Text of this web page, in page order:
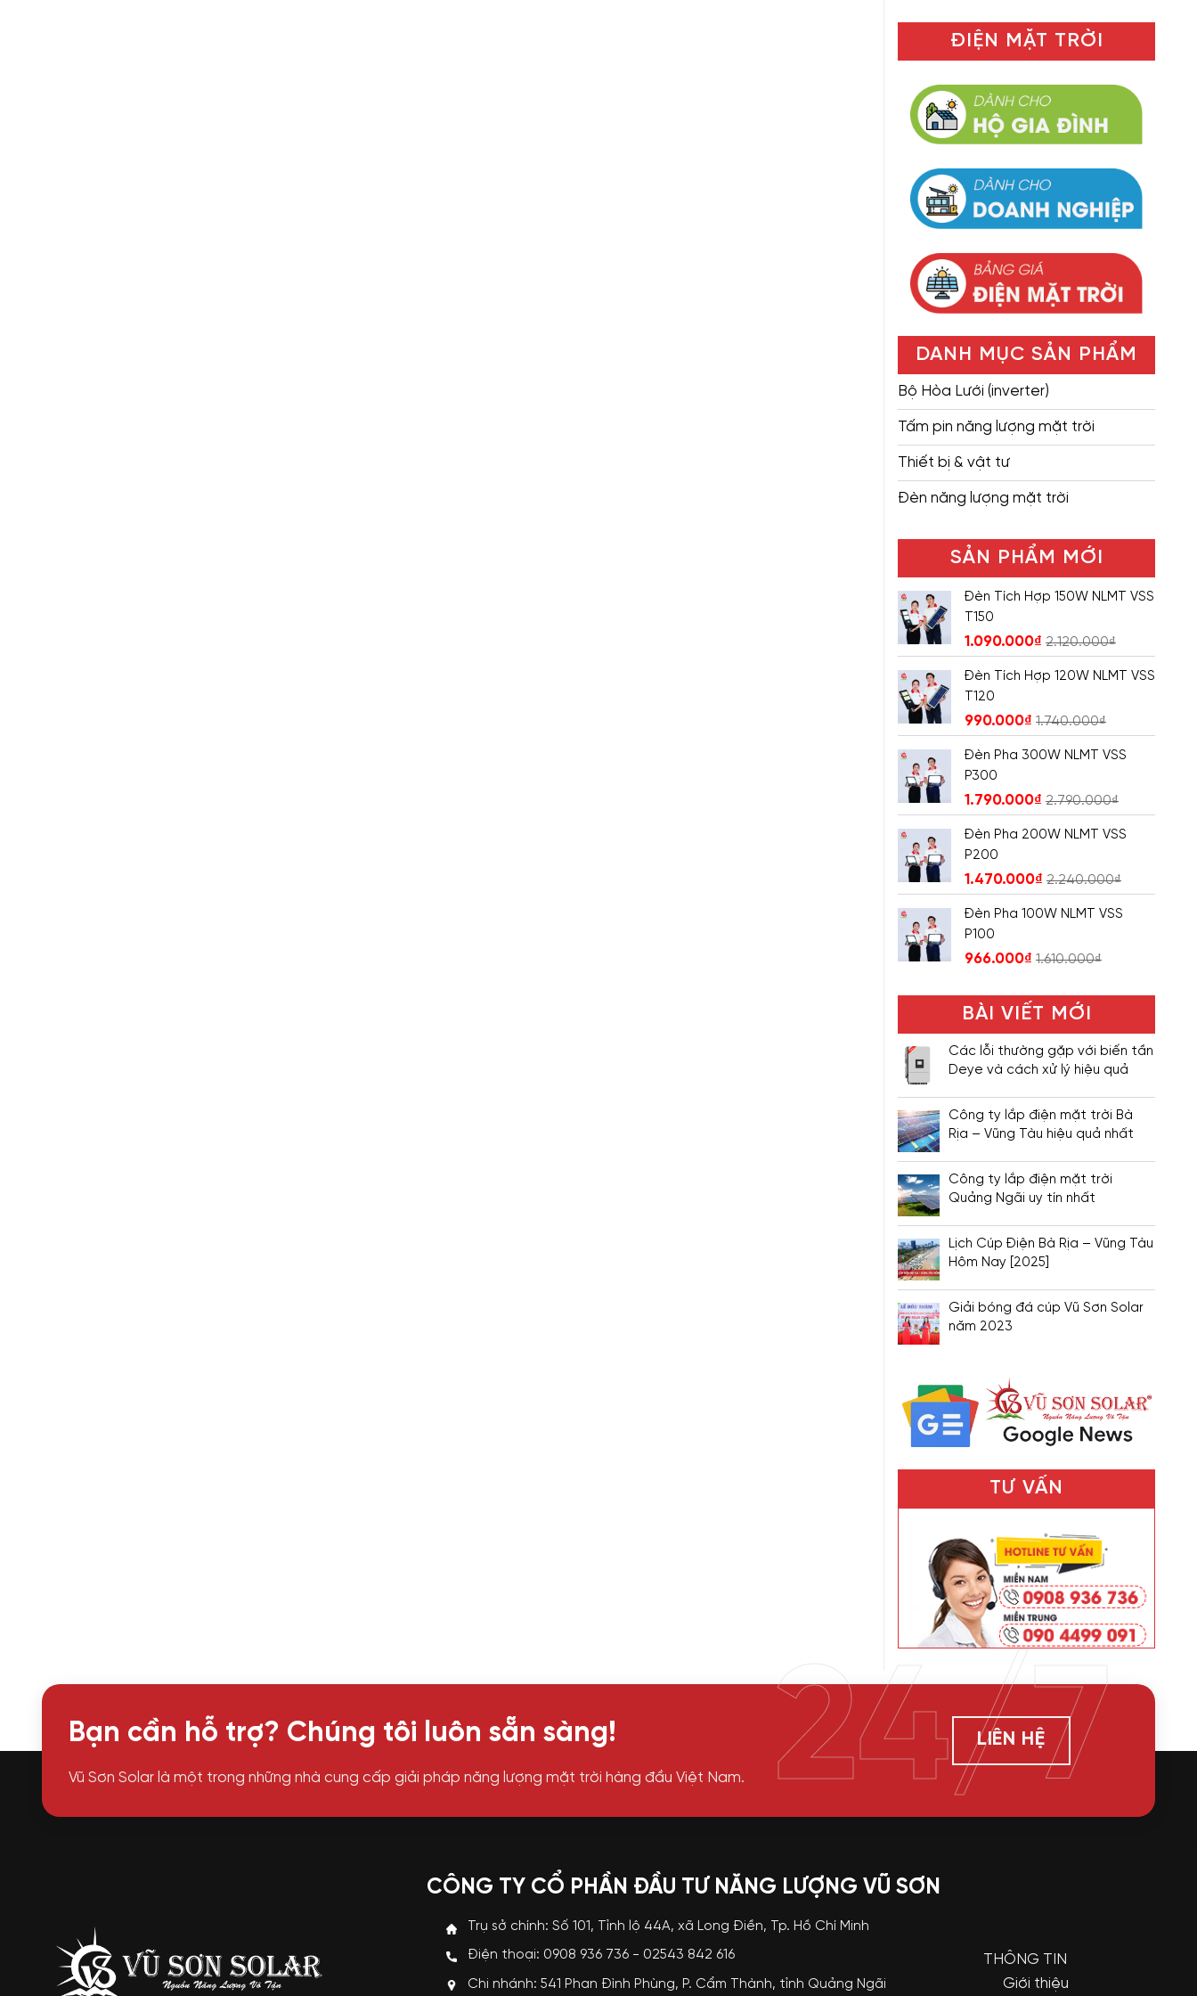
ĐIỆN MẶT TRỜI
DANH MỤC SẢN PHẨM
Bộ Hòa Lưới (inverter)
Tấm pin năng lượng mặt trời
Thiết bị & vật tư
Đèn năng lượng mặt trời
SẢN PHẨM MỚI
Đèn Tích Hợp 150W NLMT VSS
T150
1.090.000₫ 2.120.000₫
Đèn Tích Hợp 120W NLMT VSS
T120
990.000₫ 1.740.000₫
Đèn Pha 300W NLMT VSS
P300
1.790.000₫ 2.790.000₫
Đèn Pha 200W NLMT VSS
P200
1.470.000₫ 2.240.000₫
Đèn Pha 100W NLMT VSS
P100
966.000₫ 1.610.000₫
BÀI VIẾT MỚI
Các lỗi thường gặp với biến tần
Deye và cách xử lý hiệu quả
Công ty lắp điện mặt trời Bà
Rịa – Vũng Tàu hiệu quả nhất
Công ty lắp điện mặt trời
Quảng Ngãi uy tín nhất
Lịch Cúp Điện Bà Rịa – Vũng Tàu
Hôm Nay [2025]
Giải bóng đá cúp Vũ Sơn Solar
năm 2023
TƯ VẤN
Bạn cần hỗ trợ? Chúng tôi luôn sẵn sàng!
Vũ Sơn Solar là một trong những nhà cung cấp giải pháp năng lượng mặt trời hàng đầu Việt Nam.
LIÊN HỆ
24/7
CÔNG TY CỔ PHẦN ĐẦU TƯ NĂNG LƯỢNG VŨ SƠN
Trụ sở chính: Số 101, Tỉnh lộ 44A, xã Long Điền, Tp. Hồ Chí Minh
Điện thoại: 0908 936 736 - 02543 842 616
Chi nhánh: 541 Phan Đình Phùng, P. Cẩm Thành, tỉnh Quảng Ngãi
THÔNG TIN
Giới thiệu